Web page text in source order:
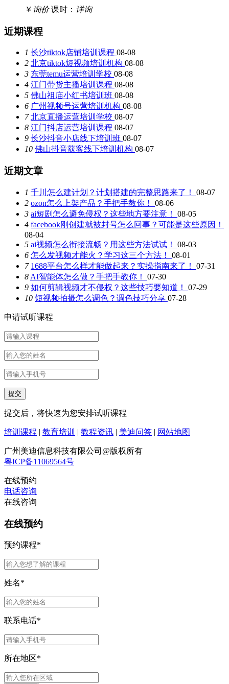
￥ 询价 课时： 详询
近期课程
1 长沙tiktok店铺培训课程 08-08
2 北京tiktok短视频培训机构 08-08
3 东莞temu运营培训学校 08-08
4 江门带货主播培训课程 08-08
5 佛山祖庙小红书培训班 08-08
6 广州视频号运营培训机构 08-08
7 北京直播运营培训学校 08-07
8 江门抖店运营培训课程 08-07
9 长沙抖音小店线下培训班 08-07
10 佛山抖音获客线下培训机构 08-07
近期文章
1 千川怎么建计划？计划搭建的完整思路来了！ 08-07
2 ozon怎么上架产品？手把手教你！ 08-06
3 ai短剧怎么避免侵权？这些地方要注意！ 08-05
4 facebook刚创建就被封号怎么回事？可能是这些原因！
08-04
5 ai视频怎么衔接流畅？用这些方法试试！ 08-03
6 怎么发视频才能火？学习这三个方法！ 08-01
7 1688平台怎么样才能做起来？实操指南来了！ 07-31
8 AI智能体怎么做？手把手教你！ 07-30
9 如何剪辑视频才不侵权？这些技巧要知道！ 07-29
10 短视频拍摄怎么调色？调色技巧分享 07-28
申请试听课程
提交后，将快速为您安排试听课程
培训课程 | 教育培训 | 教程资讯 | 美迪问答 | 网站地图
广州美迪信息科技有限公司@版权所有
粤ICP备11069564号
在线预约
电话咨询
在线咨询
在线预约
预约课程*
姓名*
联系电话*
所在地区*